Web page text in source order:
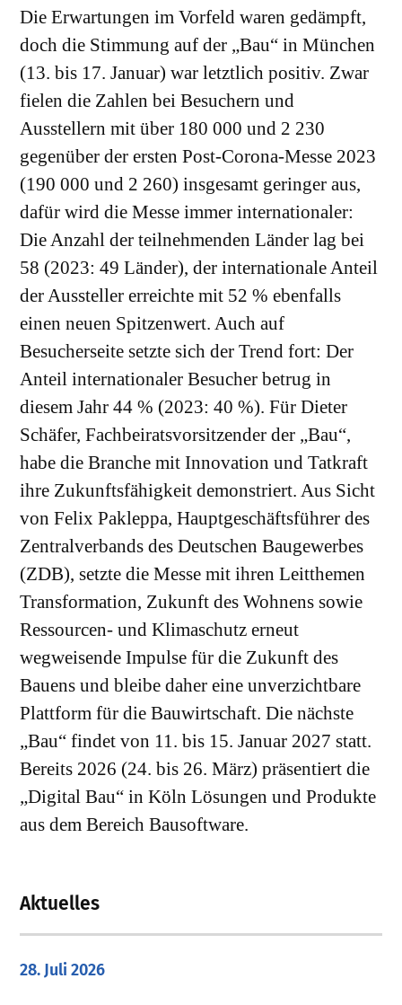
Die Erwartungen im Vorfeld waren gedämpft,
doch die Stimmung auf der „Bau“ in München
(13. bis 17. Januar) war letztlich positiv. Zwar
fielen die Zahlen bei Besuchern und
Ausstellern mit über 180 000 und 2 230
gegenüber der ersten Post-Corona-Messe 2023
(190 000 und 2 260) insgesamt geringer aus,
dafür wird die Messe immer internationaler:
Die Anzahl der teilnehmenden Länder lag bei
58 (2023: 49 Länder), der internationale Anteil
der Aussteller erreichte mit 52 % ebenfalls
einen neuen Spitzenwert. Auch auf
Besucherseite setzte sich der Trend fort: Der
Anteil internationaler Besucher betrug in
diesem Jahr 44 % (2023: 40 %). Für Dieter
Schäfer, Fachbeiratsvorsitzender der „Bau“,
habe die Branche mit Innovation und Tatkraft
ihre Zukunftsfähigkeit demonstriert. Aus Sicht
von Felix Pakleppa, Hauptgeschäftsführer des
Zentralverbands des Deutschen Baugewerbes
(ZDB), setzte die Messe mit ihren Leitthemen
Transformation, Zukunft des Wohnens sowie
Ressourcen- und Klimaschutz erneut
wegweisende Impulse für die Zukunft des
Bauens und bleibe daher eine unverzichtbare
Plattform für die Bauwirtschaft. Die nächste
„Bau“ findet von 11. bis 15. Januar 2027 statt.
Bereits 2026 (24. bis 26. März) präsentiert die
„Digital Bau“ in Köln Lösungen und Produkte
aus dem Bereich Bausoftware.
Aktuelles
28. Juli 2026